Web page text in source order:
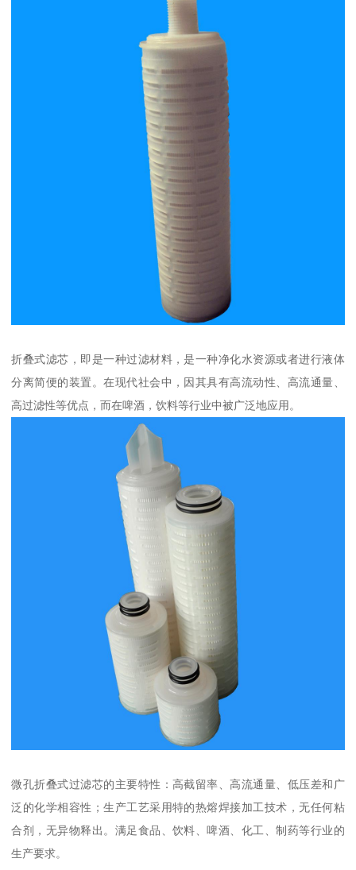
折叠式滤芯，即是一种过滤材料，是一种净化水资源或者进行液体
分离简便的装置。在现代社会中，因其具有高流动性、高流通量、
高过滤性等优点，而在啤酒，饮料等行业中被广泛地应用。
微孔折叠式过滤芯的主要特性：高截留率、高流通量、低压差和广
泛的化学相容性；生产工艺采用特的热熔焊接加工技术，无任何粘
合剂，无异物释出。满足食品、饮料、啤酒、化工、制药等行业的
生产要求。